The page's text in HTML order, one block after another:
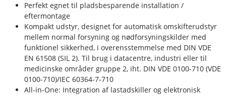
Perfekt egnet til pladsbesparende installation /
eftermontage
Kompakt udstyr, designet for automatisk omskifterudstyr
mellem normal forsyning og nødforsyningskilder med
funktionel sikkerhed, i overensstemmelse med DIN VDE
EN 61508 (SIL 2). Til brug i datacentre, industri eller til
medicinske områder gruppe 2, iht. DIN VDE 0100-710 (VDE
0100-710)/IEC 60364-7-710
All-in-One: Integration af lastadskiller og elektronisk